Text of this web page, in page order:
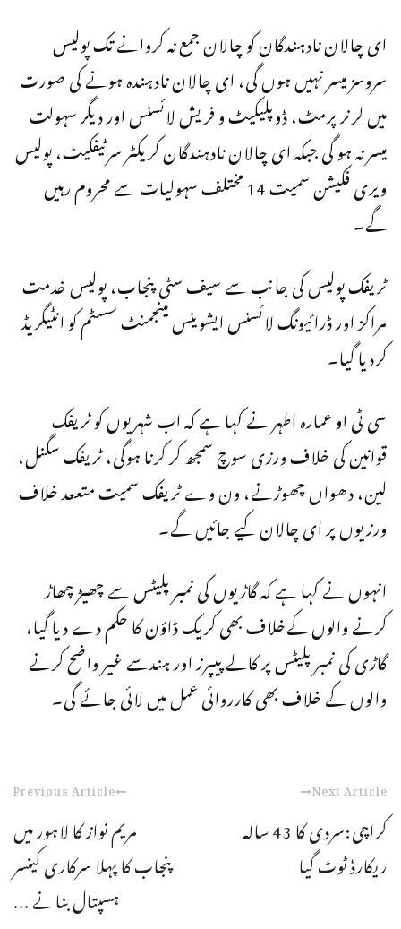
ای چالان نادہندگان کو چالان جمع نہ کروانے تک پولیس
سروسز میسر نہیں ہوں گی، ای چالان نادہندہ ہونے کی صورت
میں لرنر پرمٹ، ڈوپلیکیٹ و فریش لائسنس اور دیگر سہولت
میسر نہ ہو گی جبکہ ای چالان نادہندگان کریکٹر سرٹیفکیٹ، پولیس
ویری فکیشن سمیت 14 مختلف سہولیات سے محروم رہیں
گے۔
ٹریفک پولیس کی جانب سے سیف سٹی پنجاب، پولیس خدمت
مراکز اور ڈرائیونگ لائسنس ایشوینس مینجمنٹ سسٹم کو انٹیگریڈ
کردیا گیا۔
سی ٹی او عمارہ اطہر نے کہا ہے کہ اب شہریوں کو ٹریفک
قوانین کی خلاف ورزی سوچ سمجھ کر کرنا ہوگی، ٹریفک سگنل،
لین، دھواں چھوڑنے، ون وے ٹریفک سمیت متععد خلاف
ورزیوں پر ای چالان کیے جائیں گے۔
انہوں نے کہا ہے کہ گاڑیوں کی نمبر پلیٹس سے چھیڑ چھاڑ
کرنے والوں کےخلاف بھی کریک ڈاؤن کا حکم دے دیا گیا،
گاڑی کی نمبر پلیٹس پر کالے پیپرز اور ہندسے غیر واضح کرنے
والوں کے خلاف بھی کارروائی عمل میں لائی جائے گی۔
Previous Article
مریم نواز کا لاہور میں
پنجاب کا پہلا سرکاری کینسر
ہسپتال بنانے ...
Next Article
کراچی:سردی کا 43 سالہ
ریکارڈ ٹوٹ گیا